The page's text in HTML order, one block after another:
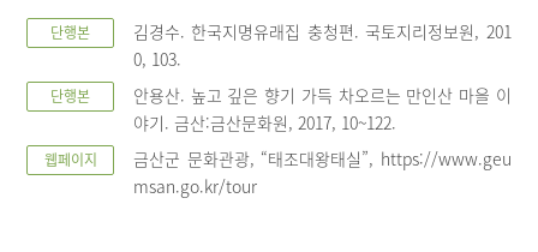
단행본
김경수. 한국지명유래집 충청편. 국토지리정보원, 201
0, 103.
단행본
안용산. 높고 깊은 향기 가득 차오르는 만인산 마을 이
야기. 금산:금산문화원, 2017, 10~122.
웹페이지
금산군 문화관광, “태조대왕태실”, https://www.geu
msan.go.kr/tour